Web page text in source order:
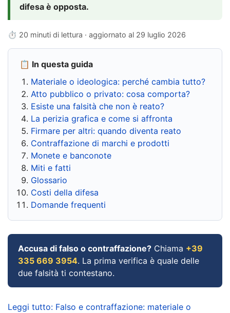
difesa è opposta.
⏱ 20 minuti di lettura · aggiornato al 29 luglio 2026
📋 In questa guida
Materiale o ideologica: perché cambia tutto?
Atto pubblico o privato: cosa comporta?
Esiste una falsità che non è reato?
La perizia grafica e come si affronta
Firmare per altri: quando diventa reato
Contraffazione di marchi e prodotti
Monete e banconote
Miti e fatti
Glossario
Costi della difesa
Domande frequenti
Accusa di falso o contraffazione? Chiama +39
335 669 3954. La prima verifica è quale delle
due falsità ti contestano.
Leggi tutto: Falso e contraffazione: materiale o